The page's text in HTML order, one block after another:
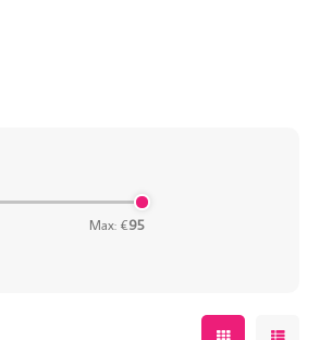
Max: €95